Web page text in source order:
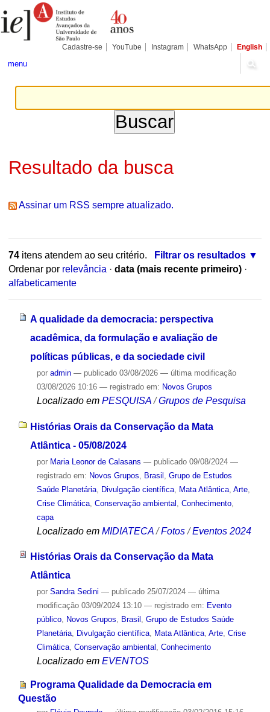
para
conteúdo.
Pessoais
Cadastre-se YouTube Instagram WhatsApp English
menu
Resultado da busca
Assinar um RSS sempre atualizado.
74itens atendem ao seu critério.
Filtrar os resultados
Ordenar por relevância · data (mais recente primeiro) ·
alfabeticamente
A qualidade da democracia: perspectiva
acadêmica, da formulação e avaliação de
políticas públicas, e da sociedade civil
por admin — publicado03/08/2026 — última modificação
03/08/2026 10:16 — registrado em: Novos Grupos
Localizado em PESQUISA /Grupos de Pesquisa
Histórias Orais da Conservação da Mata
Atlântica - 05/08/2024
por Maria Leonor de Calasans — publicado09/08/2024 —
registrado em: Novos Grupos Brasil Grupo de Estudos
Saúde Planetária, Divulgação científica, Mata Atlântica, Arte,
Crise Climática, Conservação ambiental Conhecimento,
capa
Localizado em MIDIATECA /Fotos /Eventos 2024
Histórias Orais da Conservação da Mata
Atlântica
por Sandra Sedini — publicado25/07/2024 — última
modificação03/09/2024 13:10 — registrado em: Evento
público, Novos Grupos, Brasil , Grupo de Estudos Saúde
Planetária, Divulgação científica, Mata Atlântica, Arte, Crise
Climática, Conservação ambiental , Conhecimento
Localizado em EVENTOS
Programa Qualidade da Democracia em
Questão